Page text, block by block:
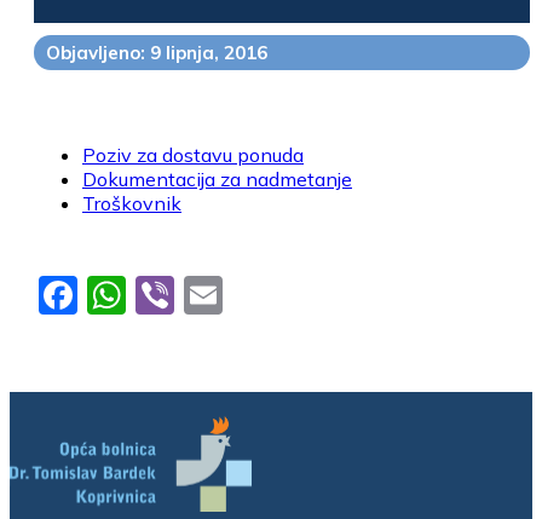
Objavljeno: 9 lipnja, 2016
Poziv za dostavu ponuda
Dokumentacija za nadmetanje
Troškovnik
Facebook
WhatsApp
Viber